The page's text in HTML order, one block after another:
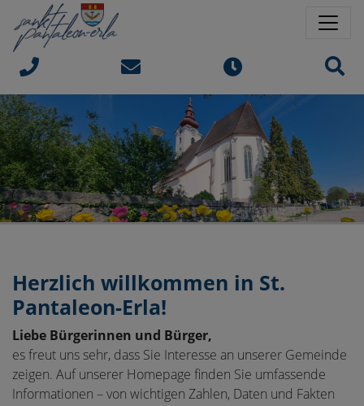
Sprungmarken
Springe direkt zu:
Herzlich willkommen in St.
Pantaleon-Erla!
Liebe Bürgerinnen und Bürger,
es freut uns sehr, dass Sie Interesse an unserer Gemeinde
zeigen. Auf unserer Homepage finden Sie umfassende
Informationen – von wichtigen Zahlen, Daten und Fakten